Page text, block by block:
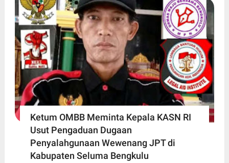
Ketum OMBB Meminta Kepala KASN RI
Usut Pengaduan Dugaan
Penyalahgunaan Wewenang JPT di
Kabupaten Seluma Bengkulu